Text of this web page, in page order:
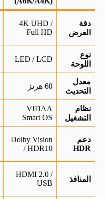
دقة
العرض
4K UHD /
Full HD
نوع
اللوحة
LED / LCD
معدل
التحديث
60 هرتز
نظام
التشغيل
VIDAA
Smart OS
دعم
HDR
Dolby Vision
/ HDR10
المنافذ
HDMI 2.0 /
USB